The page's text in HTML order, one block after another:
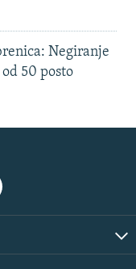
Negiranje
50 posto